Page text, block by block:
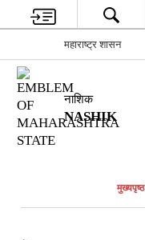
महाराष्ट्र शासन
नाशिक
NASHIK
मुख्यपृष्ठ